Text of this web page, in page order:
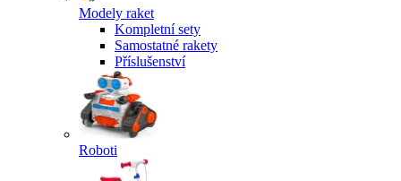
Modely raket
Kompletní sety
Samostatné rakety
Příslušenství
Roboti